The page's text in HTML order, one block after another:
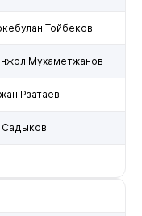
Тойбеков
Мухаметжанов
Рзатаев
Садыков